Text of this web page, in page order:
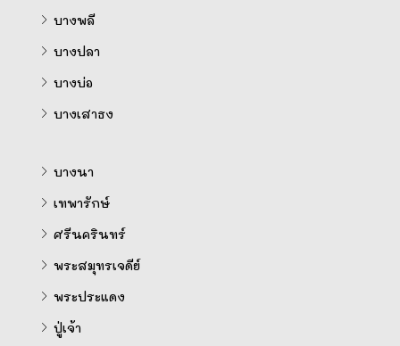
บางพลี
บางปลา
บางบ่อ
บางเสาธง
บางนา
เทพารักษ์
ศรีนครินทร์
พระสมุทรเจดีย์
พระประแดง
ปู่เจ้า